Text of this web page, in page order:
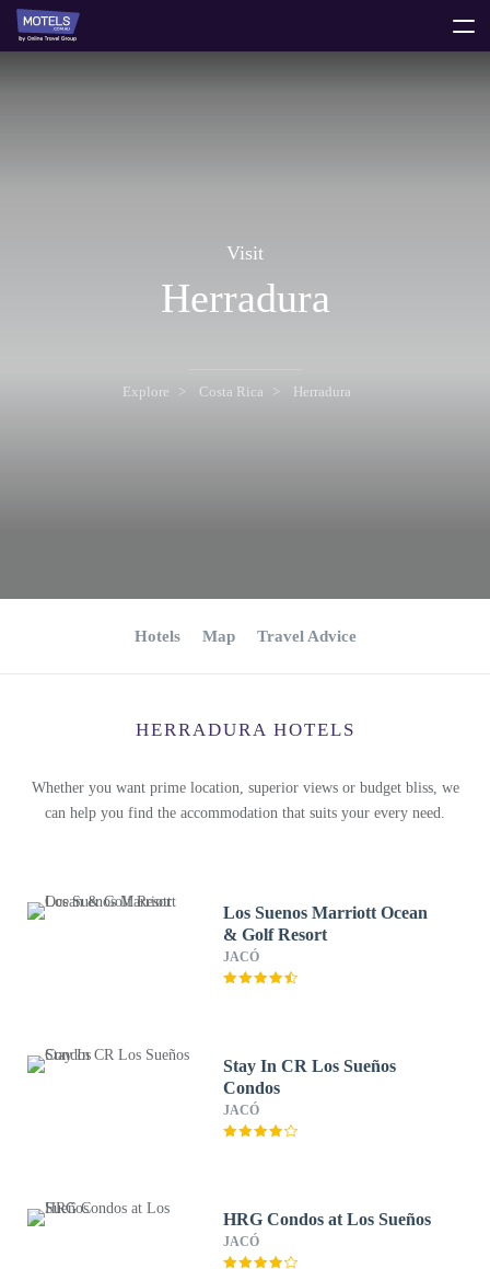
Visit
Herradura
Explore Costa Rica Herradura
Hotels Map Travel Advice
HERRADURA HOTELS
Whether you want prime location, superior views or budget bliss, we
can help you find the accommodation that suits your every need.
Los Suenos Marriott Ocean
& Golf Resort
JACÓ
Stay In CR Los Sueños
Condos
JACÓ
HRG Condos at Los Sueños
JACÓ